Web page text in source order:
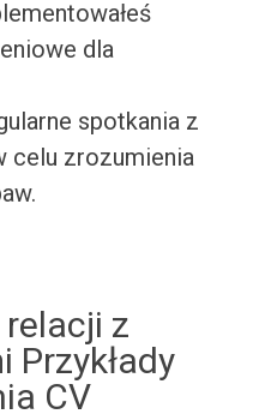
dla
spotkania z
celu zrozumienia
z
Przykłady
CV